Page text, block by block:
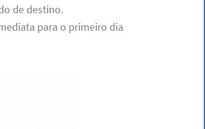
de destino.
para o primeiro dia